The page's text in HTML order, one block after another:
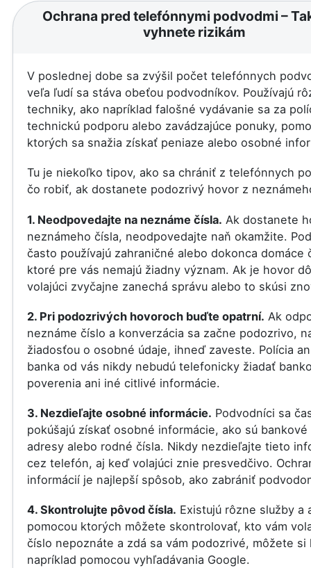
Ochrana pred telefónnymi podvodmi –
vyhnete rizikám
V poslednej dobe sa zvýšil počet telefónnych
veľa ľudí sa stáva obeťou podvodníkov. Používajú
techniky, ako napríklad falošné vydávanie sa za
technickú podporu alebo zavádzajúce ponuky,
ktorých sa snažia získať peniaze alebo osobné
Tu je niekoľko tipov, ako sa chrániť z telefónnych
čo robiť, ak dostanete podozrivý hovor z
1. Neodpovedajte na neznáme čísla. Ak dostanete
neznámeho čísla, neodpovedajte naň okamžite.
často používajú zahraničné alebo dokonca domáce
ktoré pre vás nemajú žiadny význam. Ak je hovor
volajúci zvyčajne zanechá správu alebo to skúsi
2. Pri podozrivých hovoroch buďte opatrní. Ak
neznáme číslo a konverzácia sa začne podozrivo,
žiadosťou o osobné údaje, ihneď zaveste. Polícia
banka od vás nikdy nebudú telefonicky žiadať
poverenia ani iné citlivé informácie.
3. Nezdieľajte osobné informácie. Podvodníci sa
pokúšajú získať osobné informácie, ako sú bankové
adresy alebo rodné čísla. Nikdy nezdieľajte tieto
cez telefón, aj keď volajúci znie presvedčivo.
informácií je najlepší spôsob, ako zabrániť
4. Skontrolujte pôvod čísla. Existujú rôzne služby a
pomocou ktorých môžete skontrolovať, kto vám
číslo nepoznáte a zdá sa vám podozrivé, môžete si
napríklad pomocou vyhľadávania Google.